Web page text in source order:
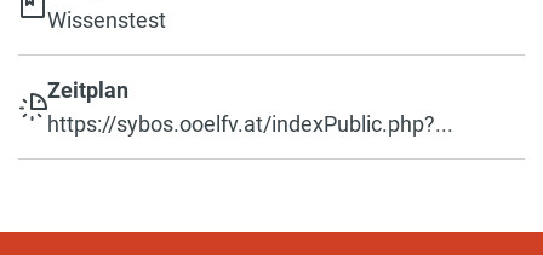
Wissenstest
Zeitplan
https://sybos.ooelfv.at/indexPublic.php?...